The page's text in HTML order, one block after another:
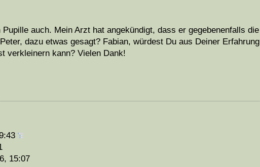
auch. Mein Arzt hat angekündigt, dass er gegebenenfalls die
dazu etwas gesagt? Fabian, würdest Du aus Deiner Erfahrung
verkleinern kann? Vielen Dank!
15:07